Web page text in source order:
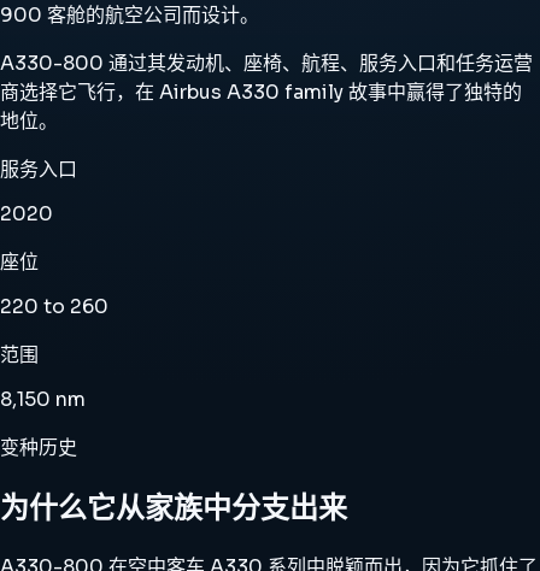
900 客舱的航空公司而设计。
A330-800 通过其发动机、座椅、航程、服务入口和任务运营
商选择它飞行，在 Airbus A330 family 故事中赢得了独特的
地位。
服务入口
2020
座位
220 to 260
范围
8,150 nm
变种历史
为什么它从家族中分支出来